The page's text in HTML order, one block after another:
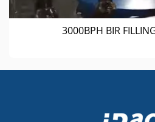
3000BPH BIR